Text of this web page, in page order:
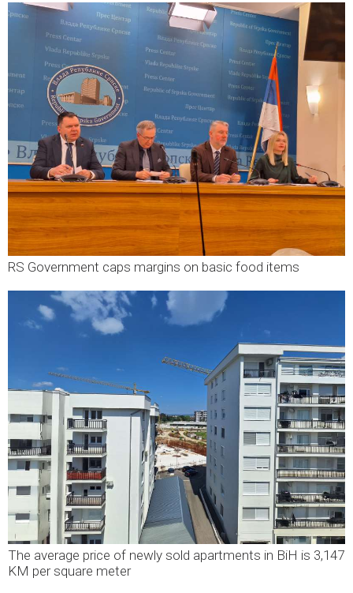
RS Government caps margins on basic food items
The average price of newly sold apartments in BiH is 3,147
KM per square meter